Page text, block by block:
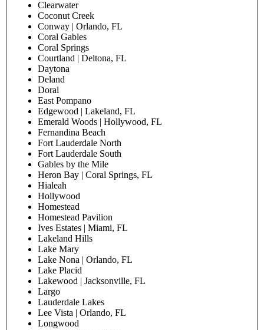
Clearwater
Coconut Creek
Conway | Orlando, FL
Coral Gables
Coral Springs
Courtland | Deltona, FL
Daytona
Deland
Doral
East Pompano
Edgewood | Lakeland, FL
Emerald Woods | Hollywood, FL
Fernandina Beach
Fort Lauderdale North
Fort Lauderdale South
Gables by the Mile
Heron Bay | Coral Springs, FL
Hialeah
Hollywood
Homestead
Homestead Pavilion
Ives Estates | Miami, FL
Lakeland Hills
Lake Mary
Lake Nona | Orlando, FL
Lake Placid
Lakewood | Jacksonville, FL
Largo
Lauderdale Lakes
Lee Vista | Orlando, FL
Longwood